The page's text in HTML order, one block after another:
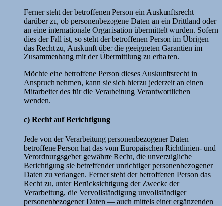
Ferner steht der betroffenen Person ein Auskunftsrecht
darüber zu, ob personenbezogene Daten an ein Drittland oder
an eine internationale Organisation übermittelt wurden. Sofern
dies der Fall ist, so steht der betroffenen Person im Übrigen
das Recht zu, Auskunft über die geeigneten Garantien im
Zusammenhang mit der Übermittlung zu erhalten.
Möchte eine betroffene Person dieses Auskunftsrecht in
Anspruch nehmen, kann sie sich hierzu jederzeit an einen
Mitarbeiter des für die Verarbeitung Verantwortlichen
wenden.
c) Recht auf Berichtigung
Jede von der Verarbeitung personenbezogener Daten
betroffene Person hat das vom Europäischen Richtlinien- und
Verordnungsgeber gewährte Recht, die unverzügliche
Berichtigung sie betreffender unrichtiger personenbezogener
Daten zu verlangen. Ferner steht der betroffenen Person das
Recht zu, unter Berücksichtigung der Zwecke der
Verarbeitung, die Vervollständigung unvollständiger
personenbezogener Daten — auch mittels einer ergänzenden